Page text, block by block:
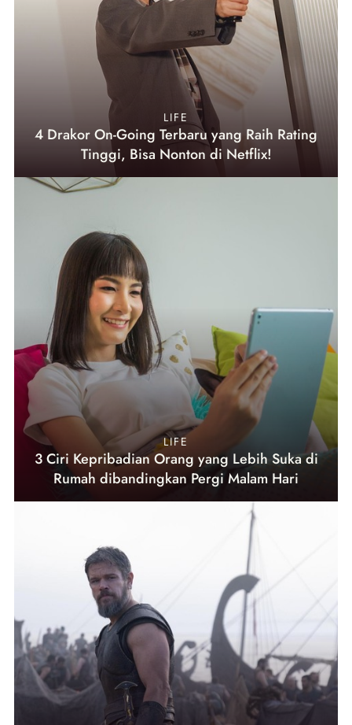
LIFE
4 Drakor On-Going Terbaru yang Raih Rating
Tinggi, Bisa Nonton di Netflix!
LIFE
3 Ciri Kepribadian Orang yang Lebih Suka di
Rumah dibandingkan Pergi Malam Hari